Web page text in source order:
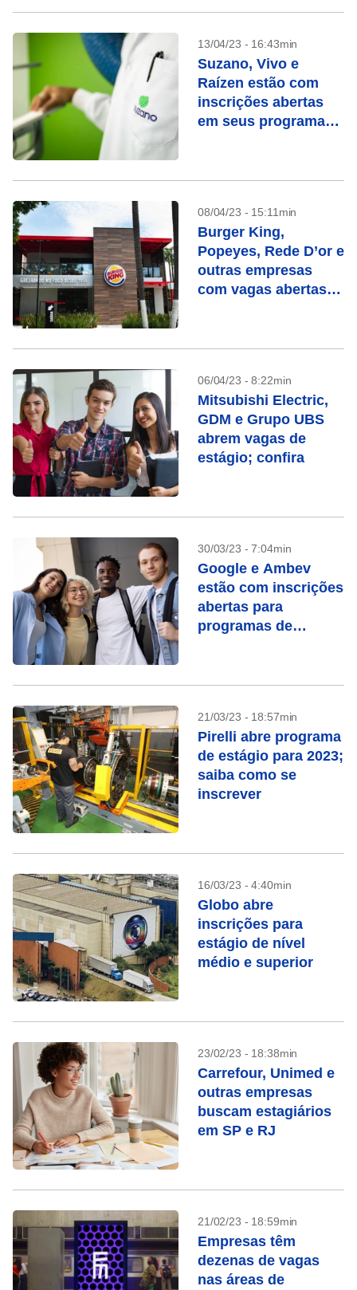
13/04/23 - 16:43min
Suzano, Vivo e
Raízen estão com
inscrições abertas
em seus programas
08/04/23 - 15:11min
Burger King,
Popeyes, Rede D’or e
outras empresas
com vagas abertas;
06/04/23 - 8:22min
Mitsubishi Electric,
GDM e Grupo UBS
abrem vagas de
estágio; confira
30/03/23 - 7:04min
Google e Ambev
estão com inscrições
abertas para
programas de
21/03/23 - 18:57min
Pirelli abre programa
de estágio para 2023;
saiba como se
inscrever
16/03/23 - 4:40min
Globo abre
inscrições para
estágio de nível
médio e superior
23/02/23 - 18:38min
Carrefour, Unimed e
outras empresas
buscam estagiários
em SP e RJ
21/02/23 - 18:59min
Empresas têm
dezenas de vagas
nas áreas de